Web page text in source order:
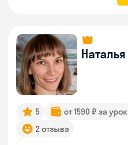
Наталья
5 от 1590 ₽ за урок
2 отзыва